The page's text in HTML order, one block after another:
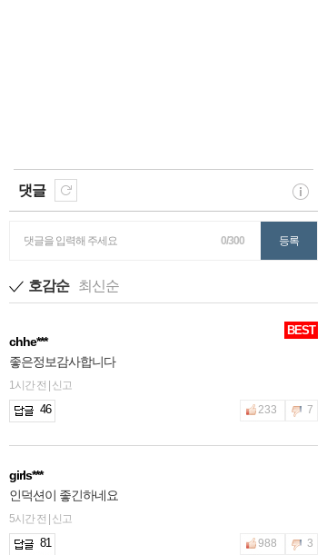
댓글
댓글을 입력해 주세요 0/300 등록
호감순 최신순
BEST
chhe***
좋은정보감사합니다
1시간 전 | 신고
46 233 7
girls***
인덕션이 좋긴하네요
5시간 전 | 신고
81 988 3